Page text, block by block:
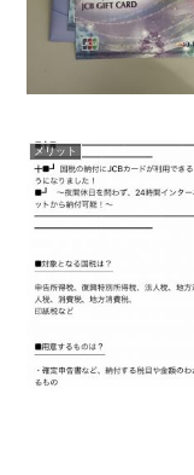
メリット